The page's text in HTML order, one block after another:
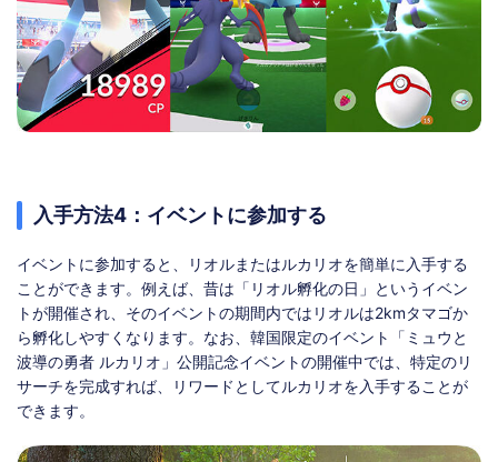
入手方法4：イベントに参加する
イベントに参加すると、リオルまたはルカリオを簡単に入手する
ことができます。例えば、昔は「リオル孵化の日」というイベン
トが開催され、そのイベントの期間内ではリオルは2kmタマゴか
ら孵化しやすくなります。なお、韓国限定のイベント「ミュウと
波導の勇者 ルカリオ」公開記念イベントの開催中では、特定のリ
サーチを完成すれば、リワードとしてルカリオを入手することが
できます。